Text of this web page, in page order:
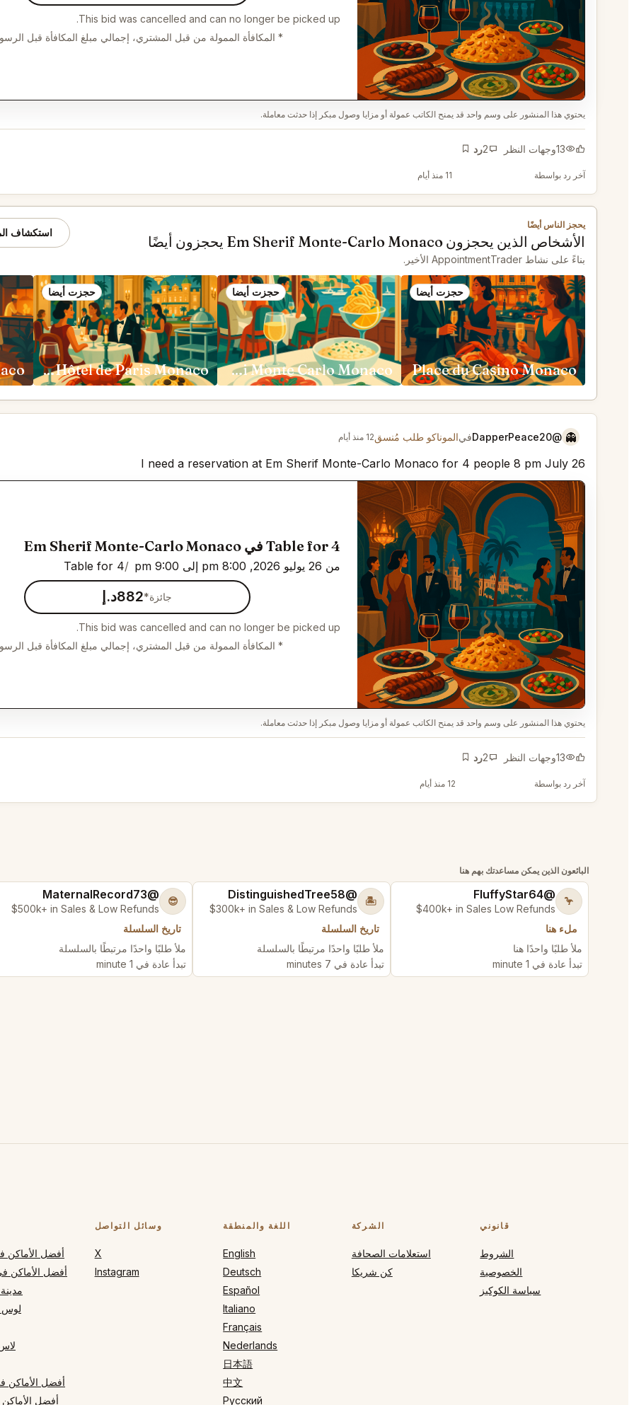
This bid was cancelled and can no longer be picked up.
* المكافأة الممولة من قبل المشتري، إجمالي مبلغ المكافأة قبل
يحتوي هذا المنشور على وسم واحد قد يمنح الكاتب عمولة أو مزايا وصول مبكر إذا حدثت معاملة.
13وجهات النظر 2رد
إشارة مرجعية
آخر رد بواسطة 11 منذ أيام
يحجز الناس أيضًا
الأشخاص الذين يحجزون Em Sherif Monte-Carlo Monaco يحجزون أيضًا
بناءً على نشاط AppointmentTrader الأخير.
استكشاف
حجزت أيضا
Place du Casino Monaco
حجزت أيضا
Cipriani Monte Carlo Monaco
حجزت أيضا
Le Louis XV-Alain Ducasse à l'Hôtel de Paris Monaco
👻
@DapperPeace20 فيالموناكو طلب مُنسق12 منذ أيام
I need a reservation at Em Sherif Monte-Carlo Monaco for 4 people 8 pm July 26
Table for 4 في Em Sherif Monte-Carlo Monaco
من 26 يوليو 2026, 8:00 pm إلى 9:00 pm Table for 4
جائزة*882د.إ
This bid was cancelled and can no longer be picked up.
* المكافأة الممولة من قبل المشتري، إجمالي مبلغ المكافأة قبل
يحتوي هذا المنشور على وسم واحد قد يمنح الكاتب عمولة أو مزايا وصول مبكر إذا حدثت معاملة.
13وجهات النظر 2رد
إشارة مرجعية
آخر رد بواسطة 12 منذ أيام
البائعون الذين يمكن مساعدتك بهم هنا
🦩
@FluffyStar64
$400k+ in Sales Low Refunds
ملء هنا
ملأ طلبًا واحدًا هنا
تبدأ عادة في 1 minute
🏝️
@DistinguishedTree58
$300k+ in Sales & Low Refunds
تاريخ السلسلة
ملأ طلبًا واحدًا مرتبطًا بالسلسلة
تبدأ عادة في 7 minutes
😎
@MaternalRecord73
$500k+ in Sales & Low Refunds
تاريخ السلسلة
ملأ طلبًا واحدًا مرتبطًا بالسلسلة
تبدأ عادة في 1 minute
أفضل الأماكن
أفضل الأماكن
لوس
أفضل الأماكن
أفضل
وسائل التواصل
X
Instagram
اللغة والمنطقة
English
Deutsch
Español
Italiano
Français
Nederlands
日本語
中文
Русский
الشركة
استعلامات الصحافة
كن شريكا
قانوني
الشروط
الخصوصية
سياسة الكوكيز